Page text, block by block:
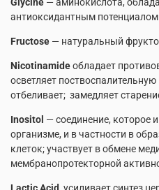
антиоксидантным
Fructose — натуральный
Nicotinamideобладает
осветляет
отбеливает; замедляет
Inositol — соединение, которое
организме, и в частности в
клеток; участвует в обмене
мембранопротекторной